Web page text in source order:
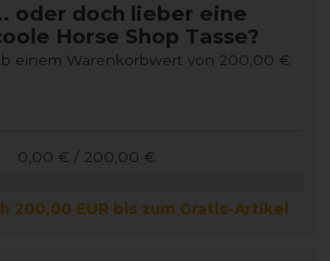
oder doch lieber eine
Horse Shop Tasse?
einem Warenkorbwert von 200,00 €
0,00 € / 200,00 €
200,00 EUR bis zum Gratis-Artikel